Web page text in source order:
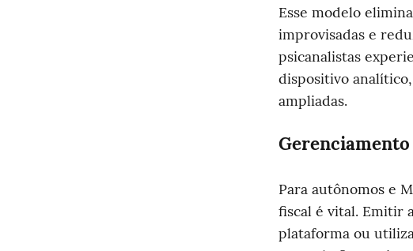
Esse modelo
improvisadas e
psicanalistas
dispositivo
ampliadas.
Para autônomos e
fiscal é vital. Emitir
plataforma ou